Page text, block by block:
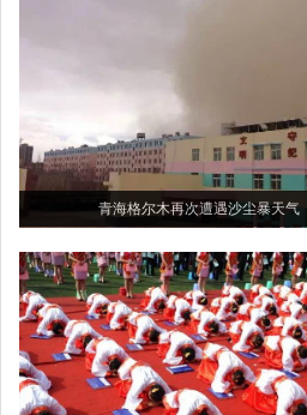
青海格尔木再次遭遇沙尘暴天气